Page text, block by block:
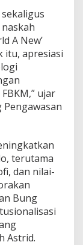
A New’
itu, apresiasi
ujar
terutama
dan nilai-
Bung
Astrid.